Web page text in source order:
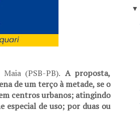
(PSB-PB). A proposta,
de um terço à metade, se o
centros urbanos; atingindo
especial de uso; por duas ou
▼